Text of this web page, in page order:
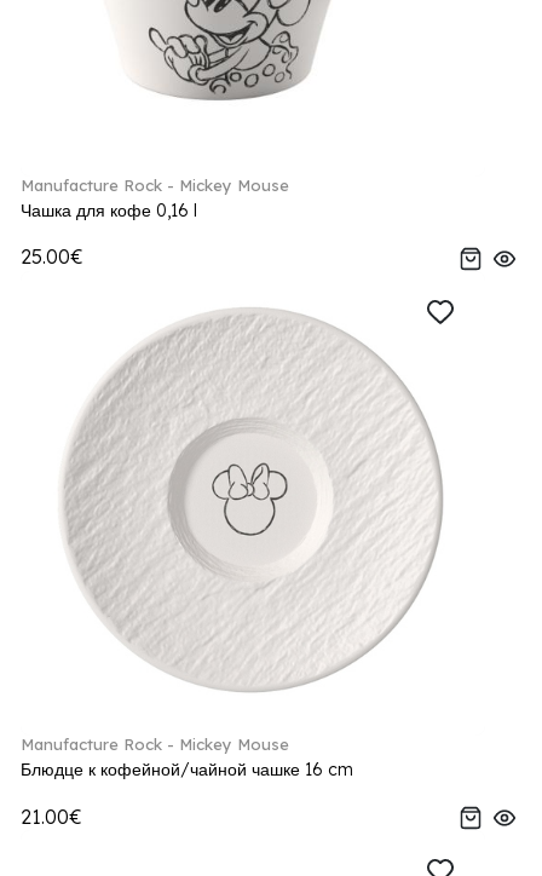
Manufacture Rock - Mickey Mouse
Чашка для кофе 0,16 l
25.00€
Manufacture Rock - Mickey Mouse
Блюдце к кофейной/чайной чашке 16 cm
21.00€